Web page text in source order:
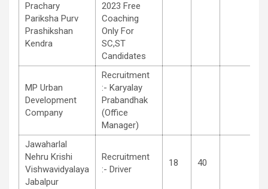
Prachary
Pariksha Purv
Prashikshan
Kendra
2023 Free
Coaching
Only For
SC,ST
Candidates
MP Urban
Development
Company
Recruitment
:- Karyalay
Prabandhak
(Office
Manager)
Jawaharlal
Nehru Krishi
Vishwavidyalaya
Jabalpur
Recruitment
:- Driver
18 40